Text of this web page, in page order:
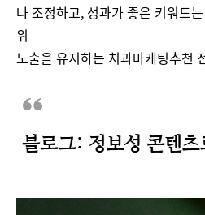
나 조정하고, 성과가 좋은 키워드
위
노출을 유지하는 치과마케팅추천